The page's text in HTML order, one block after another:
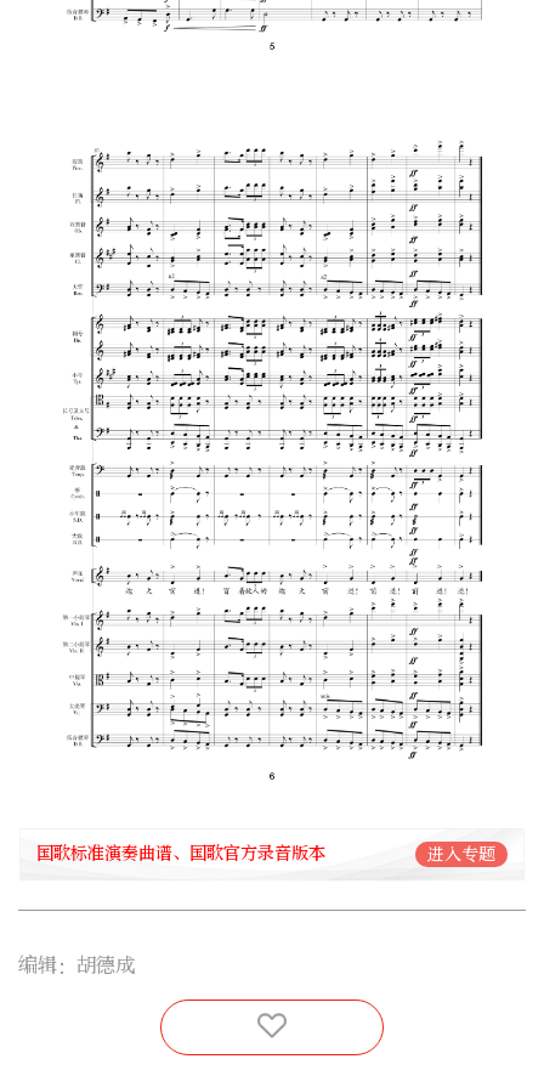
国歌标准演奏曲谱、国歌官方录音版本 进入专题
编辑：胡德成